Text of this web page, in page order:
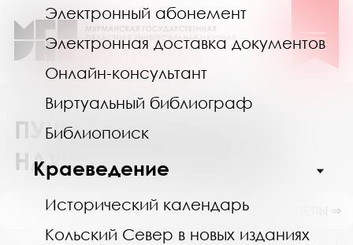
Электронный абонемент
Электронная доставка документов
Онлайн-консультант
Виртуальный библиограф
Библиопоиск
Краеведение
Исторический календарь
Кольский Север в новых изданиях
ПУШКИНСКАЯ КАРТА В
НАУЧНОЙ БИБЛИОТЕКЕ
ПОКАЗАТЬ ПОДРАЗДЕЛЫ ⇒